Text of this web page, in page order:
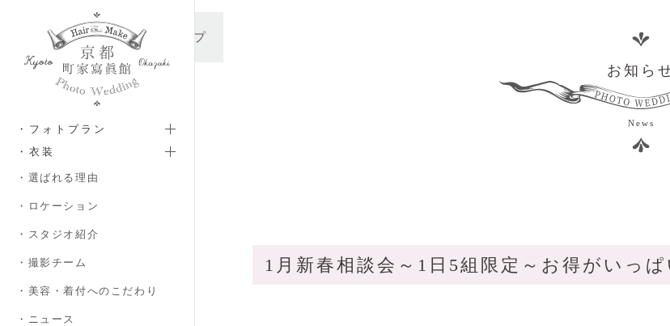
メインコンテンツへスキップ
・フォトプラン
・衣装
・選ばれる理由
・ロケーション
・スタジオ紹介
・撮影チーム
・美容・着付へのこだわり
・ニュース
お知ら
News
1月新春相談会～1日5組限定～お得がいっ